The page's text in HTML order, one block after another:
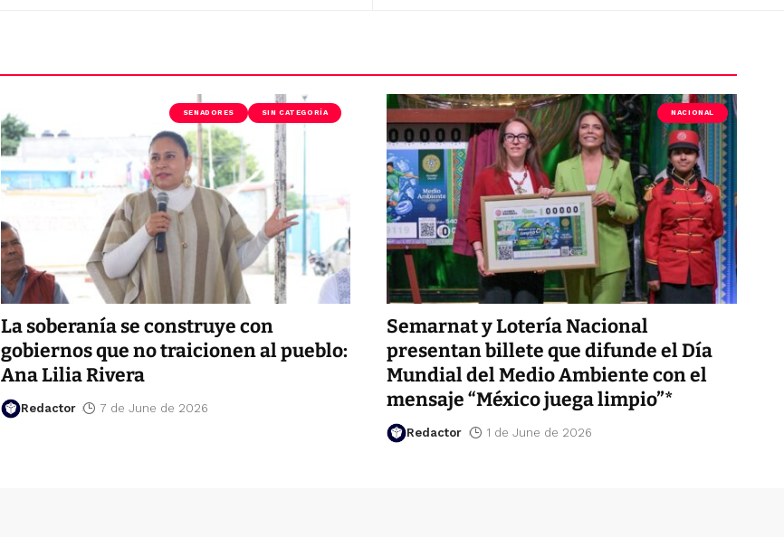
SENADORES SIN CATEGORÍA
La soberanía se construye con
gobiernos que no traicionen al pueblo:
Ana Lilia Rivera
Redactor 7 de June de 2026
NACIONAL
Semarnat y Lotería Nacional
presentan billete que difunde el Día
Mundial del Medio Ambiente con el
mensaje “México juega limpio”*
Redactor 1 de June de 2026